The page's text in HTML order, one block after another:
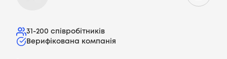
31-200 співробітників
Верифікована компанія